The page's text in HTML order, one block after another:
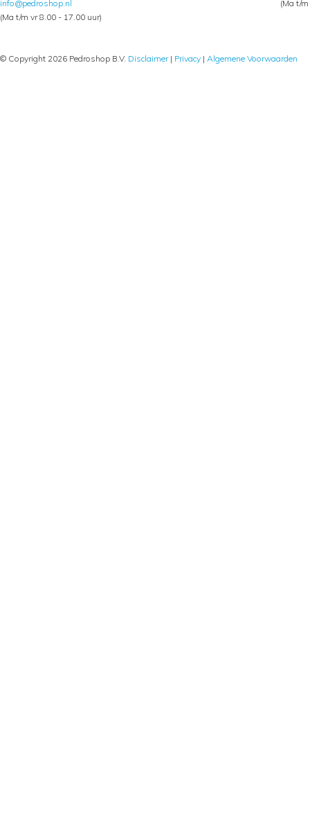
info@pedroshop.nl
(Ma t/m vr 8.00 - 17.00 uur)
(Ma t/
© Copyright 2026 Pedroshop B.V. Disclaimer| Privacy | Algemene Voorwaarden